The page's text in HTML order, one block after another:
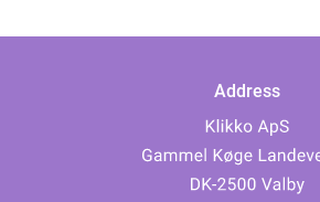
Address